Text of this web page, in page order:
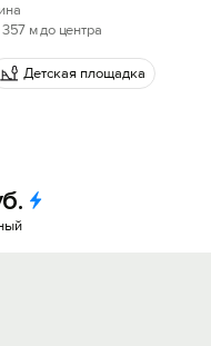
357 м до центра
Детская площадка